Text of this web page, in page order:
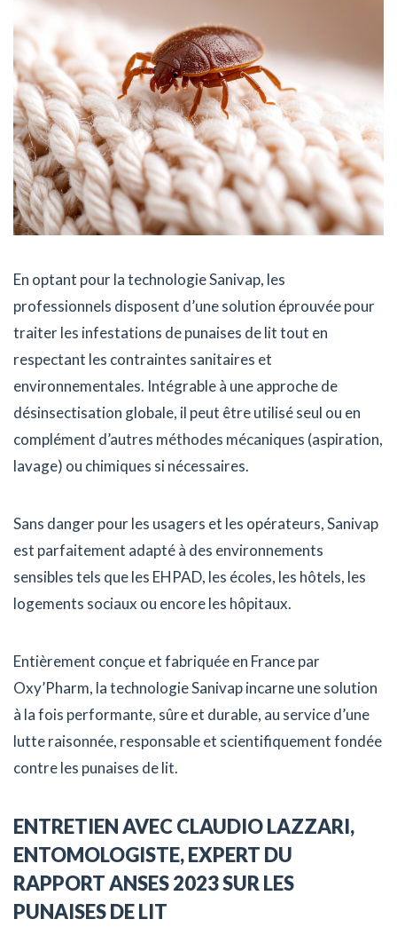
En optant pour la technologie Sanivap, les
professionnels disposent d’une solution éprouvée pour
traiter les infestations de punaises de lit tout en
respectant les contraintes sanitaires et
environnementales. Intégrable à une approche de
désinsectisation globale, il peut être utilisé seul ou en
complément d’autres méthodes mécaniques (aspiration,
lavage) ou chimiques si nécessaires.
Sans danger pour les usagers et les opérateurs, Sanivap
est parfaitement adapté à des environnements
sensibles tels que les EHPAD, les écoles, les hôtels, les
logements sociaux ou encore les hôpitaux.
Entièrement conçue et fabriquée en France par
Oxy’Pharm, la technologie Sanivap incarne une solution
à la fois performante, sûre et durable, au service d’une
lutte raisonnée, responsable et scientifiquement fondée
contre les punaises de lit.
ENTRETIEN AVEC CLAUDIO LAZZARI,
ENTOMOLOGISTE, EXPERT DU
RAPPORT ANSES 2023 SUR LES
PUNAISES DE LIT